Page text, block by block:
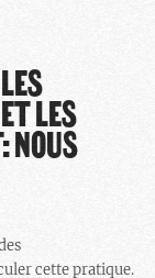
LES
NOUS
cette pratique.